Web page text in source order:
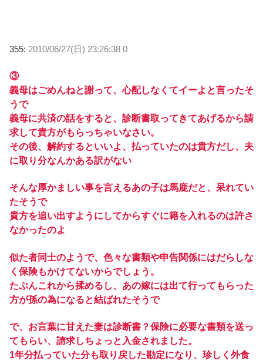
355: 2010/06/27(日) 23:26:38 0
③
義母はごめんねと謝って、心配しなくてイーよと言ったそ
うで
義母に共済の話をすると、診断書取ってきてあげるから請
求して貴方がもらっちゃいなさい。
その後、解約するといいよ、払っていたのは貴方だし、夫
に取り分なんかある訳がない
そんな厚かましい事を言えるあの子は馬鹿だと、呆れてい
たそうで
貴方を追い出すようにしてからすぐに籍を入れるのは許さ
なかったのよ
似た者同士のようで、色々な書類や申告関係にはだらしな
く保険もかけてないからでしょう。
たぶんこれから揉めるし、あの嫁には出て行ってもらった
方が孫の為になると結ばれたそうで
で、お言葉に甘えた妻は診断書？保険に必要な書類を送っ
てもらい、請求しちょっと入金されました。
1年分払っていた分も取り戻した勘定になり、珍しく外食